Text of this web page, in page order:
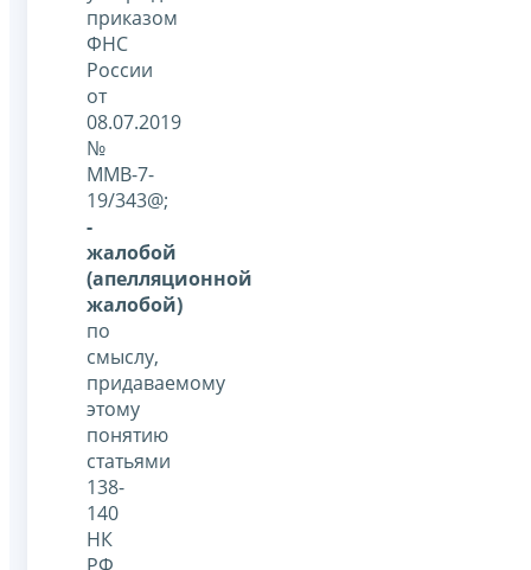
приказом
ФНС
России
от
08.07.2019
№
ММВ-7-
19/343@;
-
жалобой
(апелляционной
жалобой)
по
смыслу,
придаваемому
этому
понятию
статьями
138-
140
НК